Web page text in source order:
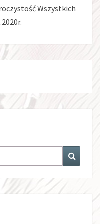
Wszystkich